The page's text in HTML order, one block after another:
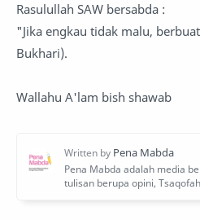
Rasulullah SAW bersabda :
"Jika engkau tidak malu,
Bukhari).
Wallahu A'lam bish shawab